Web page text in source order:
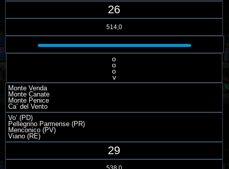
26
514,0
o
o
o
v
Monte Venda
Monte Canate
Monte Penice
Ca’ del Vento
Vo’ (PD)
Pellegrino Parmense (PR)
Menconico (PV)
Viano (RE)
29